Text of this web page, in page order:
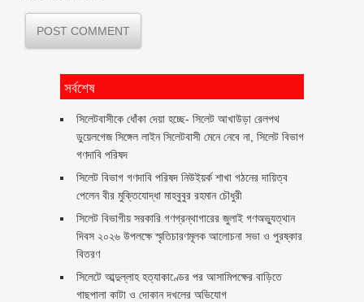
সর্বশেষ
‎সিলেটবাসীকে ধোঁকা দেয়া হচ্ছে- সিলেট আখাউড়া রেলপথ
ডুয়েলগেজ সিঙ্গেল লাইন সিলেটবাসী মেনে নেবে না, সিলেট বিভাগ
গণদাবি পরিষদ
সিলেট বিভাগ গণদাবি পরিষদ নিউইয়র্ক শাখা গঠনের দায়িত্ব
পেলেন বীর মুক্তিযোদ্ধা মাহবুবুর রহমান চৌধুরী ‎ ‎
সিলেট বিভাগীয় সরকারি গণগ্রন্থাগারের জুলাই গণঅভ্যুত্থান
দিবস ২০২৬ উপলক্ষে স্মৃতিচারণমূলক আলোচনা সভা ও পুরষ্কার
বিতরণ ‎ ‎
সিলেটে আব্দুল্লাহ হত্যাকাণ্ডের পর আসামিপক্ষের বাড়িতে
গাছপালা কাটা ও দোকান দখলের অভিযোগ